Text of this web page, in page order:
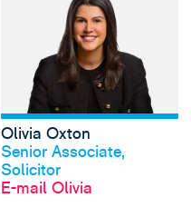
Olivia Oxton
Senior Associate,
Solicitor
E-mail Olivia